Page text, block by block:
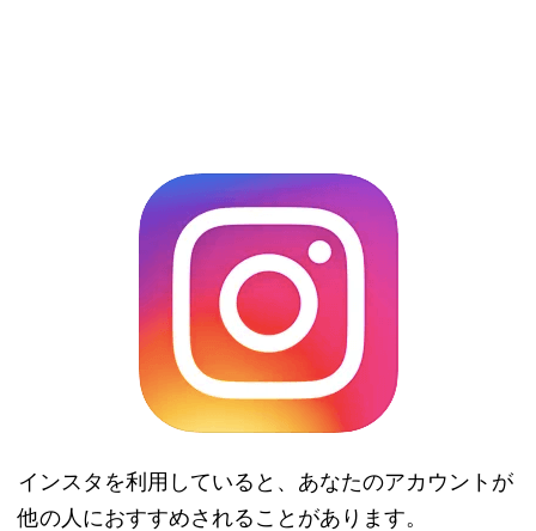
インスタを利用していると、あなたのアカウントが
他の人におすすめされることがあります。